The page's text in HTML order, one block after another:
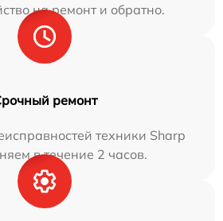
на ремонт и обратно.
ремонт
техники Sharp
в течение 2 часов.